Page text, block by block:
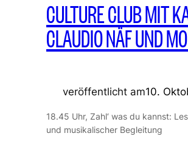
CULTURE CLUB MIT
CLAUDIO NÄF UND
veröffentlicht am10.
18.45 Uhr, Zahl‘ was du kannst:
und musikalischer Begleitung